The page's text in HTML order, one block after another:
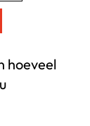
hoeveel